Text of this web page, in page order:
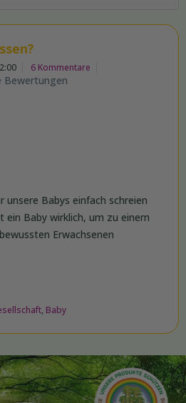
6 Kommentare
Bewertungen
unsere Babys einfach schreien
ein Baby wirklich, um zu einem
Erwachsenen
, Baby